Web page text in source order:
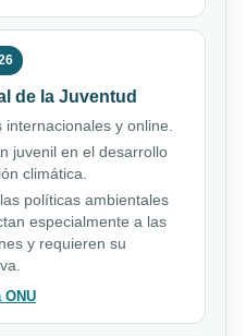
de la Juventud
internacionales y online.
juvenil en el desarrollo
climática.
las políticas ambientales
especialmente a las
y requieren su